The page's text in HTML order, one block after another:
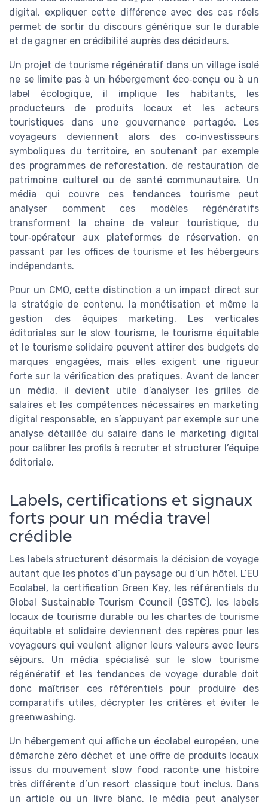
digital, expliquer cette différence avec des cas réels
permet de sortir du discours générique sur le durable
et de gagner en crédibilité auprès des décideurs.
Un projet de tourisme régénératif dans un village isolé
ne se limite pas à un hébergement éco‑conçu ou à un
label écologique, il implique les habitants, les
producteurs de produits locaux et les acteurs
touristiques dans une gouvernance partagée. Les
voyageurs deviennent alors des co‑investisseurs
symboliques du territoire, en soutenant par exemple
des programmes de reforestation, de restauration de
patrimoine culturel ou de santé communautaire. Un
média qui couvre ces tendances tourisme peut
analyser comment ces modèles régénératifs
transforment la chaîne de valeur touristique, du
tour‑opérateur aux plateformes de réservation, en
passant par les offices de tourisme et les hébergeurs
indépendants.
Pour un CMO, cette distinction a un impact direct sur
la stratégie de contenu, la monétisation et même la
gestion des équipes marketing. Les verticales
éditoriales sur le slow tourisme, le tourisme équitable
et le tourisme solidaire peuvent attirer des budgets de
marques engagées, mais elles exigent une rigueur
forte sur la vérification des pratiques. Avant de lancer
un média, il devient utile d’analyser les grilles de
salaires et les compétences nécessaires en marketing
digital responsable, en s’appuyant par exemple sur une
analyse détaillée du salaire dans le marketing digital
pour calibrer les profils à recruter et structurer l’équipe
éditoriale.
Labels, certifications et signaux
forts pour un média travel
crédible
Les labels structurent désormais la décision de voyage
autant que les photos d’un paysage ou d’un hôtel. L’EU
Ecolabel, la certification Green Key, les référentiels du
Global Sustainable Tourism Council (GSTC), les labels
locaux de tourisme durable ou les chartes de tourisme
équitable et solidaire deviennent des repères pour les
voyageurs qui veulent aligner leurs valeurs avec leurs
séjours. Un média spécialisé sur le slow tourisme
régénératif et les tendances de voyage durable doit
donc maîtriser ces référentiels pour produire des
comparatifs utiles, décrypter les critères et éviter le
greenwashing.
Un hébergement qui affiche un écolabel européen, une
démarche zéro déchet et une offre de produits locaux
issus du mouvement slow food raconte une histoire
très différente d’un resort classique tout inclus. Dans
un article ou un livre blanc, le média peut analyser